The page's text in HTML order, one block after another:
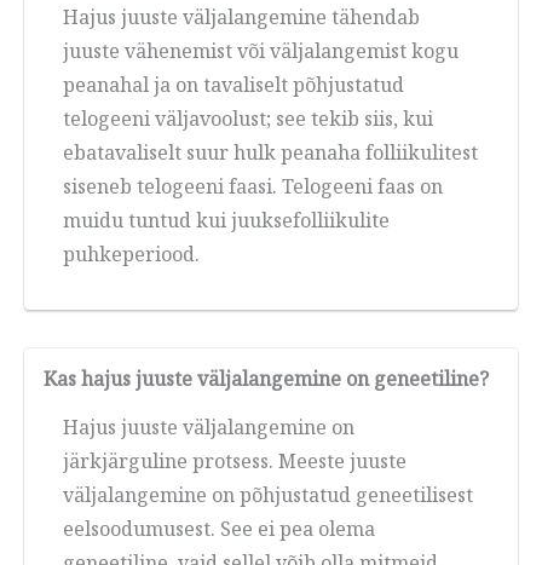
Hajus juuste väljalangemine tähendab
juuste vähenemist või väljalangemist kogu
peanahal ja on tavaliselt põhjustatud
telogeeni väljavoolust; see tekib siis, kui
ebatavaliselt suur hulk peanaha folliikulitest
siseneb telogeeni faasi. Telogeeni faas on
muidu tuntud kui juuksefolliikulite
puhkeperiood.
Kas hajus juuste väljalangemine on geneetiline?
Hajus juuste väljalangemine on
järkjärguline protsess. Meeste juuste
väljalangemine on põhjustatud geneetilisest
eelsoodumusest. See ei pea olema